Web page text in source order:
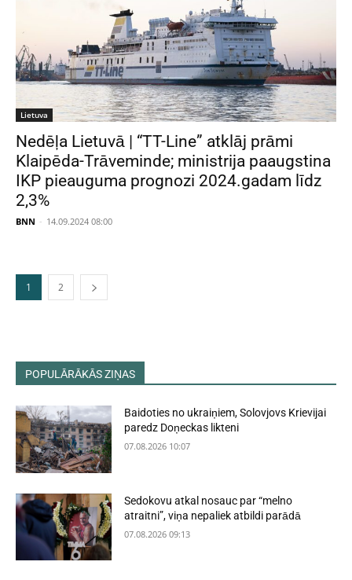
Lietuva
Nedēļa Lietuvā | “TT-Line” atklāj prāmi
Klaipēda-Trāveminde; ministrija paaugstina
IKP pieauguma prognozi 2024.gadam līdz
2,3%
BNN - 14.09.2024 08:00
1 2
POPULĀRĀKĀS ZIŅAS
Baidoties no ukraiņiem, Solovjovs Krievijai
paredz Doņeckas likteni
07.08.2026 10:07
Sedokovu atkal nosauc par “melno
atraitni”, viņa nepaliek atbildi parādā
07.08.2026 09:13